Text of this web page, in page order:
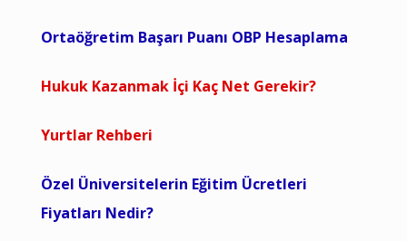
Ortaöğretim Başarı Puanı OBP Hesaplama
Hukuk Kazanmak İçi Kaç Net Gerekir?
Yurtlar Rehberi
Özel Üniversitelerin Eğitim Ücretleri
Fiyatları Nedir?